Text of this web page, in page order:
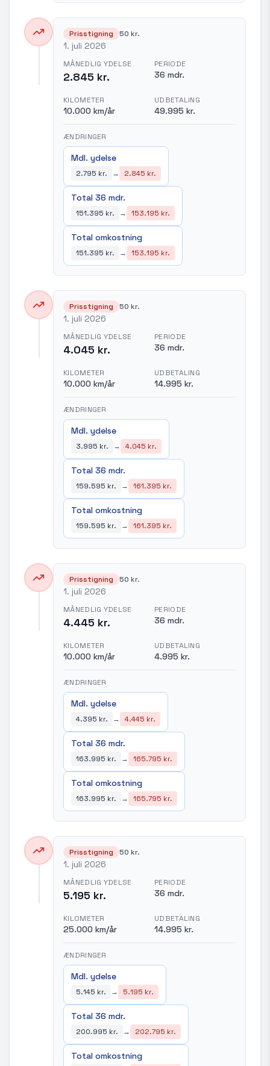
Prisstigning 50 kr.
1. juli 2026
MÅNEDLIG YDELSE
2.845 kr.
PERIODE
36 mdr.
KILOMETER
10.000 km/år
UDBETALING
49.995 kr.
ÆNDRINGER
Mdl. ydelse
2.795 kr. → 2.845 kr.
Total 36 mdr.
151.395 kr. → 153.195 kr.
Total omkostning
151.395 kr. → 153.195 kr.
Prisstigning 50 kr.
1. juli 2026
MÅNEDLIG YDELSE
4.045 kr.
PERIODE
36 mdr.
KILOMETER
10.000 km/år
UDBETALING
14.995 kr.
ÆNDRINGER
Mdl. ydelse
3.995 kr. → 4.045 kr.
Total 36 mdr.
159.595 kr. → 161.395 kr.
Total omkostning
159.595 kr. → 161.395 kr.
Prisstigning 50 kr.
1. juli 2026
MÅNEDLIG YDELSE
4.445 kr.
PERIODE
36 mdr.
KILOMETER
10.000 km/år
UDBETALING
4.995 kr.
ÆNDRINGER
Mdl. ydelse
4.395 kr. → 4.445 kr.
Total 36 mdr.
163.995 kr. → 165.795 kr.
Total omkostning
163.995 kr. → 165.795 kr.
Prisstigning 50 kr.
1. juli 2026
MÅNEDLIG YDELSE
5.195 kr.
PERIODE
36 mdr.
KILOMETER
25.000 km/år
UDBETALING
14.995 kr.
ÆNDRINGER
Mdl. ydelse
5.145 kr. → 5.195 kr.
Total 36 mdr.
200.995 kr. → 202.795 kr.
Total omkostning